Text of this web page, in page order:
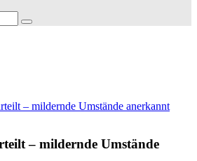
– mildernde Umstände anerkannt
– mildernde Umstände